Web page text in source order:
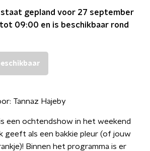
gepland voor 27 september
09:00 en is beschikbaar rond
Tannaz Hajeby
een ochtendshow in het weekend
geeft als een bakkie pleur (of jouw
Binnen het programma is er